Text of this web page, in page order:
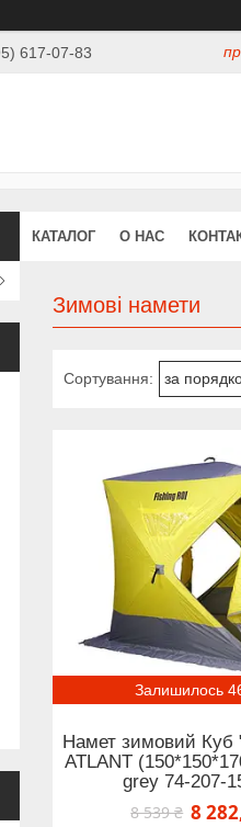
617-07-83
КАТАЛОГ О НАС
Зимові намети
Залишилось
Намет зимовий Куб
ATLANT
grey 74-207-
8 539 ₴ 8